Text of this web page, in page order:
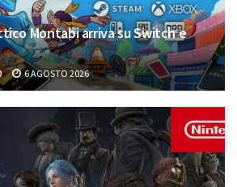
Montabi arriva su Switch e
6 AGOSTO 2026